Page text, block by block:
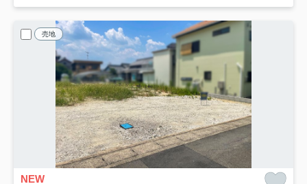
売地
NEW